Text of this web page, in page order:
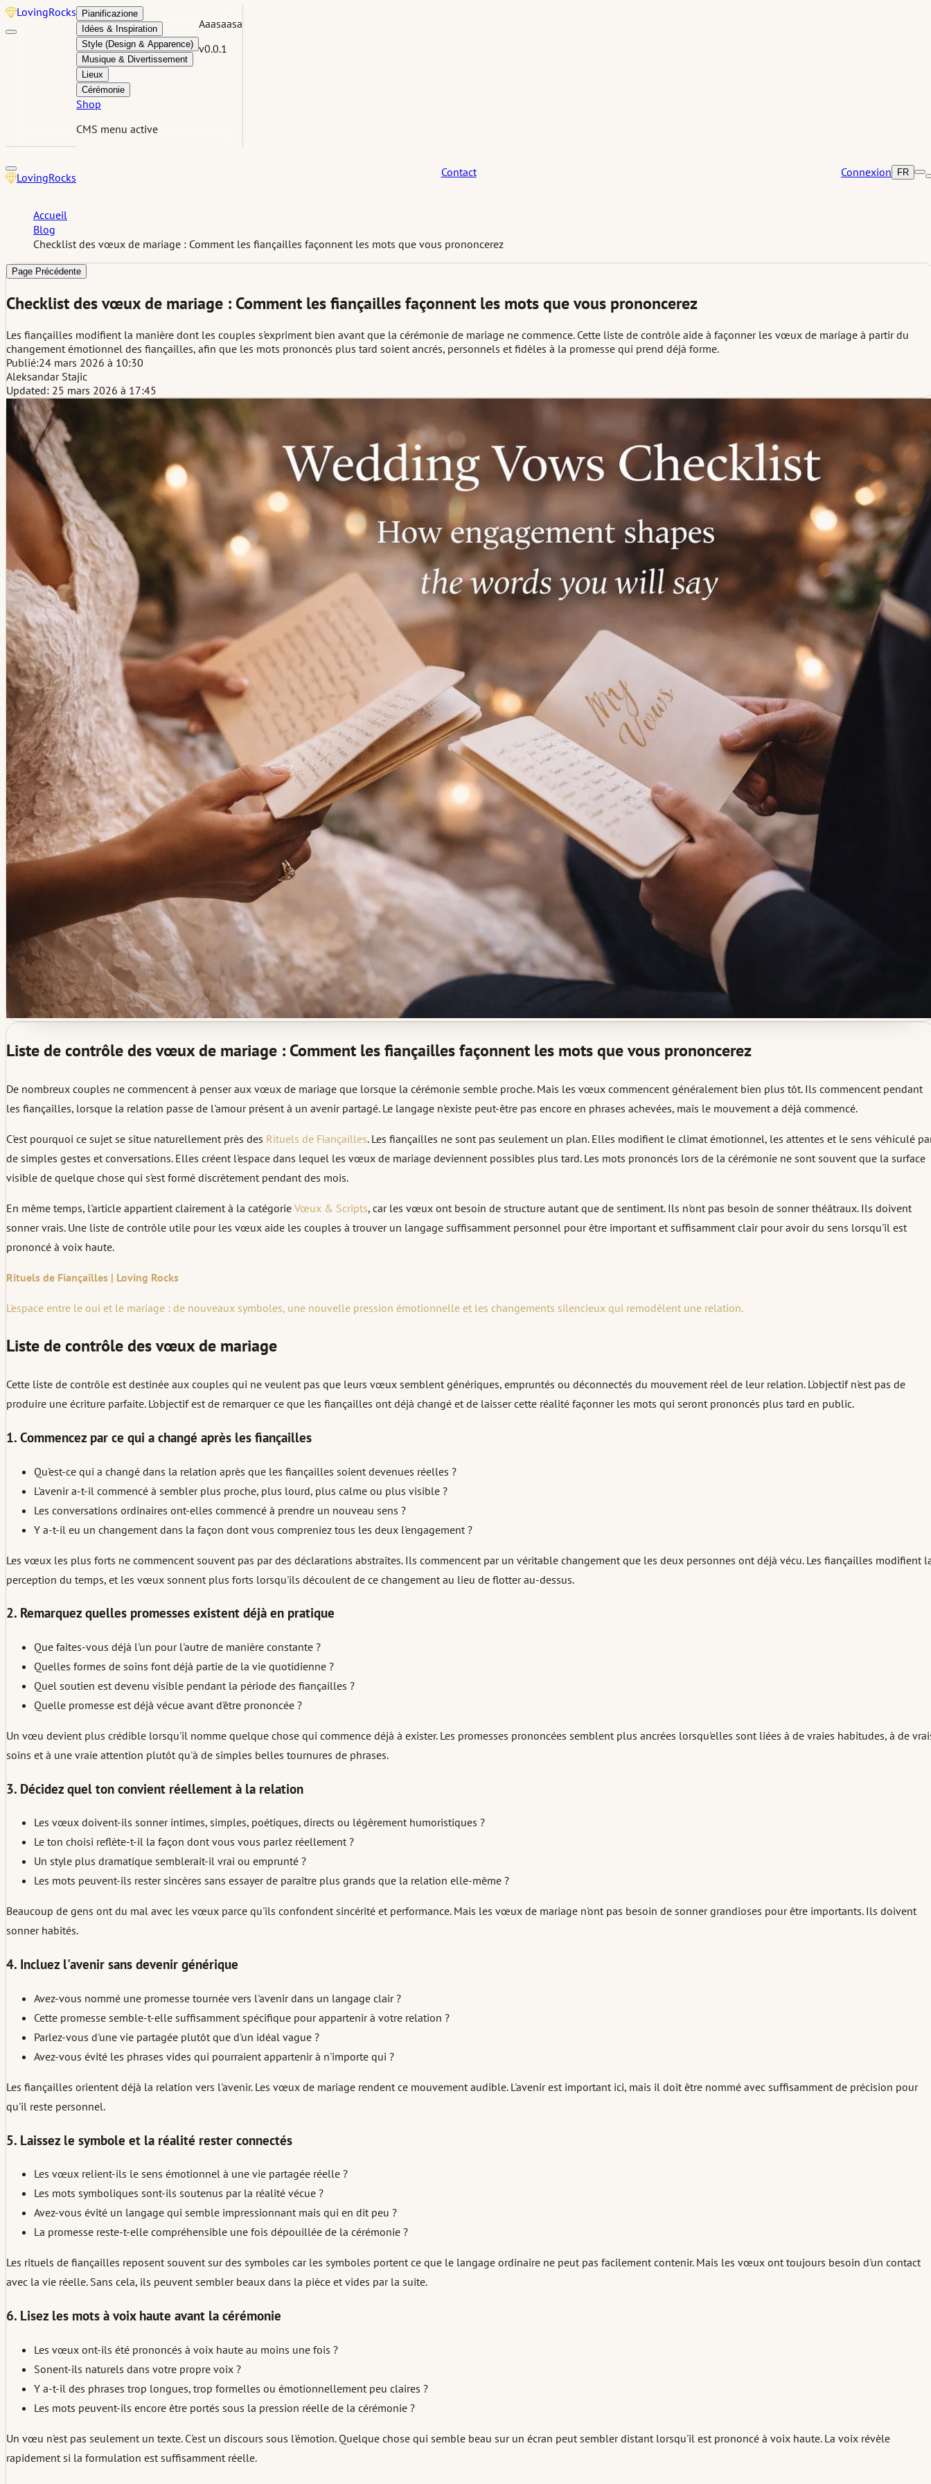
LovingRocks
Pianificazione
Idées & Inspiration
Style (Design & Apparence)
Musique & Divertissement
Lieux
Cérémonie
Shop
CMS menu active
Aaasaasa
v0.0.1
LovingRocks Contact Connexion FR
Accueil
Blog
Checklist des vœux de mariage : Comment les fiançailles façonnent les mots que vous prononcerez
Page Précédente
Checklist des vœux de mariage : Comment les fiançailles façonnent les mots que vous prononcerez
Les fiançailles modifient la manière dont les couples s'expriment bien avant que la cérémonie de mariage ne commence. Cette liste de contrôle aide à façonner les vœux de mariage à partir du
changement émotionnel des fiançailles, afin que les mots prononcés plus tard soient ancrés, personnels et fidèles à la promesse qui prend déjà forme.
Publié:24 mars 2026 à 10:30
Aleksandar Stajic
Updated: 25 mars 2026 à 17:45
Liste de contrôle des vœux de mariage : Comment les fiançailles façonnent les mots que vous prononcerez
De nombreux couples ne commencent à penser aux vœux de mariage que lorsque la cérémonie semble proche. Mais les vœux commencent généralement bien plus tôt. Ils commencent pendant
les fiançailles, lorsque la relation passe de l'amour présent à un avenir partagé. Le langage n'existe peut-être pas encore en phrases achevées, mais le mouvement a déjà commencé.
C'est pourquoi ce sujet se situe naturellement près des Rituels de Fiançailles. Les fiançailles ne sont pas seulement un plan. Elles modifient le climat émotionnel, les attentes et le sens véhiculé
de simples gestes et conversations. Elles créent l'espace dans lequel les vœux de mariage deviennent possibles plus tard. Les mots prononcés lors de la cérémonie ne sont souvent que la surface
visible de quelque chose qui s'est formé discrètement pendant des mois.
En même temps, l'article appartient clairement à la catégorie Vœux & Scripts, car les vœux ont besoin de structure autant que de sentiment. Ils n'ont pas besoin de sonner théâtraux. Ils doivent
sonner vrais. Une liste de contrôle utile pour les vœux aide les couples à trouver un langage suffisamment personnel pour être important et suffisamment clair pour avoir du sens lorsqu'il est
prononcé à voix haute.
Rituels de Fiançailles | Loving Rocks
L'espace entre le oui et le mariage : de nouveaux symboles, une nouvelle pression émotionnelle et les changements silencieux qui remodèlent une relation.
Liste de contrôle des vœux de mariage
Cette liste de contrôle est destinée aux couples qui ne veulent pas que leurs vœux semblent génériques, empruntés ou déconnectés du mouvement réel de leur relation. L'objectif n'est pas de
produire une écriture parfaite. L'objectif est de remarquer ce que les fiançailles ont déjà changé et de laisser cette réalité façonner les mots qui seront prononcés plus tard en public.
1. Commencez par ce qui a changé après les fiançailles
Qu'est-ce qui a changé dans la relation après que les fiançailles soient devenues réelles ?
L'avenir a-t-il commencé à sembler plus proche, plus lourd, plus calme ou plus visible ?
Les conversations ordinaires ont-elles commencé à prendre un nouveau sens ?
Y a-t-il eu un changement dans la façon dont vous compreniez tous les deux l'engagement ?
Les vœux les plus forts ne commencent souvent pas par des déclarations abstraites. Ils commencent par un véritable changement que les deux personnes ont déjà vécu. Les fiançailles modifient
perception du temps, et les vœux sonnent plus forts lorsqu'ils découlent de ce changement au lieu de flotter au-dessus.
2. Remarquez quelles promesses existent déjà en pratique
Que faites-vous déjà l'un pour l'autre de manière constante ?
Quelles formes de soins font déjà partie de la vie quotidienne ?
Quel soutien est devenu visible pendant la période des fiançailles ?
Quelle promesse est déjà vécue avant d'être prononcée ?
Un vœu devient plus crédible lorsqu'il nomme quelque chose qui commence déjà à exister. Les promesses prononcées semblent plus ancrées lorsqu'elles sont liées à de vraies habitudes, à de
soins et à une vraie attention plutôt qu'à de simples belles tournures de phrases.
3. Décidez quel ton convient réellement à la relation
Les vœux doivent-ils sonner intimes, simples, poétiques, directs ou légèrement humoristiques ?
Le ton choisi reflète-t-il la façon dont vous vous parlez réellement ?
Un style plus dramatique semblerait-il vrai ou emprunté ?
Les mots peuvent-ils rester sincères sans essayer de paraître plus grands que la relation elle-même ?
Beaucoup de gens ont du mal avec les vœux parce qu'ils confondent sincérité et performance. Mais les vœux de mariage n'ont pas besoin de sonner grandioses pour être importants. Ils doivent
sonner habités.
4. Incluez l'avenir sans devenir générique
Avez-vous nommé une promesse tournée vers l'avenir dans un langage clair ?
Cette promesse semble-t-elle suffisamment spécifique pour appartenir à votre relation ?
Parlez-vous d'une vie partagée plutôt que d'un idéal vague ?
Avez-vous évité les phrases vides qui pourraient appartenir à n'importe qui ?
Les fiançailles orientent déjà la relation vers l'avenir. Les vœux de mariage rendent ce mouvement audible. L'avenir est important ici, mais il doit être nommé avec suffisamment de précision pour
qu'il reste personnel.
5. Laissez le symbole et la réalité rester connectés
Les vœux relient-ils le sens émotionnel à une vie partagée réelle ?
Les mots symboliques sont-ils soutenus par la réalité vécue ?
Avez-vous évité un langage qui semble impressionnant mais qui en dit peu ?
La promesse reste-t-elle compréhensible une fois dépouillée de la cérémonie ?
Les rituels de fiançailles reposent souvent sur des symboles car les symboles portent ce que le langage ordinaire ne peut pas facilement contenir. Mais les vœux ont toujours besoin d'un contact
avec la vie réelle. Sans cela, ils peuvent sembler beaux dans la pièce et vides par la suite.
6. Lisez les mots à voix haute avant la cérémonie
Les vœux ont-ils été prononcés à voix haute au moins une fois ?
Sonent-ils naturels dans votre propre voix ?
Y a-t-il des phrases trop longues, trop formelles ou émotionnellement peu claires ?
Les mots peuvent-ils encore être portés sous la pression réelle de la cérémonie ?
Un vœu n'est pas seulement un texte. C'est un discours sous l'émotion. Quelque chose qui semble beau sur un écran peut sembler distant lorsqu'il est prononcé à voix haute. La voix révèle
rapidement si la formulation est suffisamment réelle.